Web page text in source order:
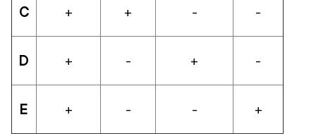
С + + - -
D + - + -
E + - - +